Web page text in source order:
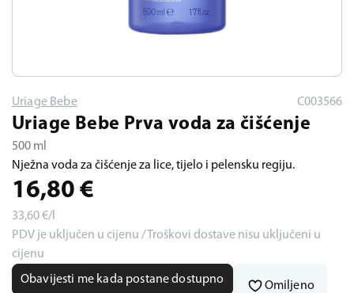
Uriage Bebe C003566
Uriage Bebe Prva voda za čišćenje
500 ml
Nježna voda za čišćenje za lice, tijelo i pelensku regiju.
16,80 €
33,60€/l
PDV je uključen u cijenu / Troškovi dostave nisu uključeni u
cijenu
Obavijesti me kada postane dostupno
Omiljeno